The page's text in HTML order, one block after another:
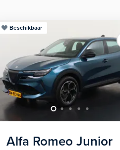
Beschikbaar
Alfa Romeo Junior